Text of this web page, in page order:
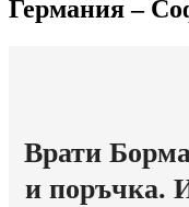
Германия –
Врати
и поръчка.